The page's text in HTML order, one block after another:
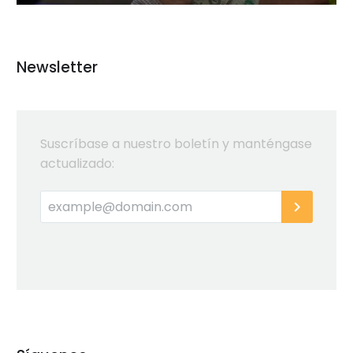
Newsletter
Suscríbase a nuestro boletín y manténgase
actualizado: